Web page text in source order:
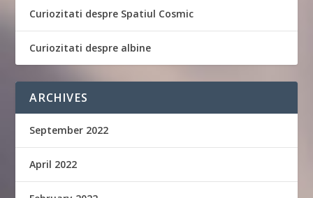
Curiozitati despre Spatiul Cosmic
Curiozitati despre albine
ARCHIVES
September 2022
April 2022